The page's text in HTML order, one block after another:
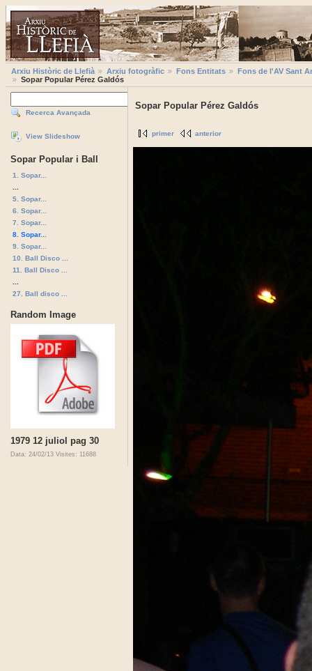
Arxiu Històric de Llefià Arxiu fotogràfic Fons Entitats
Fons de l'AV Sant
Sopar Popular Pérez Galdós
Recerca Avançada
View Slideshow
Sopar Popular i Ball
1. Sopar...
5. Sopar...
6. Sopar...
7. Sopar...
8. Sopar...
9. Sopar...
10. Ball Disco ...
11. Ball Disco ...
27. Ball disco ...
Random Image
1979 12 juliol pag 30
Data: 24/02/13 Visites: 11688
Sopar Popular Pérez Galdós
primer anterior